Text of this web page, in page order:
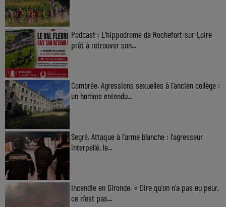
Podcast : L’hippodrome de Rochefort-sur-Loire
prêt à retrouver son...
Combrée. Agressions sexuelles à l'ancien collège :
un homme entendu...
Segré. Attaque à l'arme blanche : l'agresseur
interpellé, le...
Incendie en Gironde. « Dire qu'on n'a pas eu peur,
ce n'est pas...